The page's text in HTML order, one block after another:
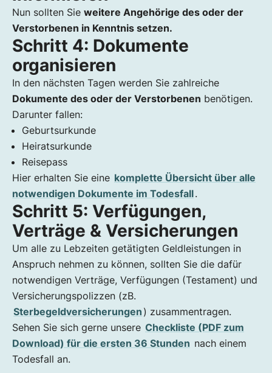
Nun sollten Sie weitere Angehörige des oder der
Verstorbenen in Kenntnis setzen.
Schritt 4: Dokumente
organisieren
In den nächsten Tagen werden Sie zahlreiche
Dokumente des oder der Verstorbenen benötigen.
Darunter fallen:
Geburtsurkunde
Heiratsurkunde
Reisepass
Hier erhalten Sie eine komplette Übersicht über alle
notwendigen Dokumente im Todesfall.
Schritt 5: Verfügungen,
Verträge & Versicherungen
Um alle zu Lebzeiten getätigten Geldleistungen in
Anspruch nehmen zu können, sollten Sie die dafür
notwendigen Verträge, Verfügungen (Testament) und
Versicherungspolizzen (zB.
Sterbegeldversicherungen ) zusammentragen.
Sehen Sie sich gerne unsere Checkliste (PDF zum
Download) für die ersten 36 Stunden nach einem
Todesfall an.